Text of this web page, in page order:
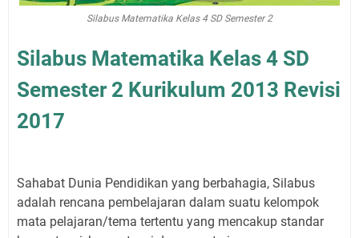
Silabus Matematika Kelas 4 SD Semester 2
Silabus Matematika Kelas 4 SD
Semester 2 Kurikulum 2013 Revisi
2017
Sahabat Dunia Pendidikan yang berbahagia, Silabus
adalah rencana pembelajaran dalam suatu kelompok
mata pelajaran/tema tertentu yang mencakup standar